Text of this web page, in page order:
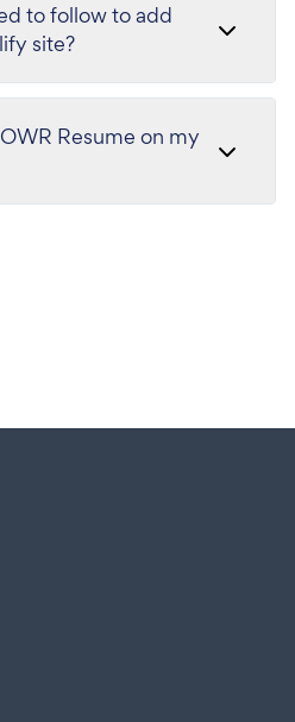
to follow to add
site?
Resume on my